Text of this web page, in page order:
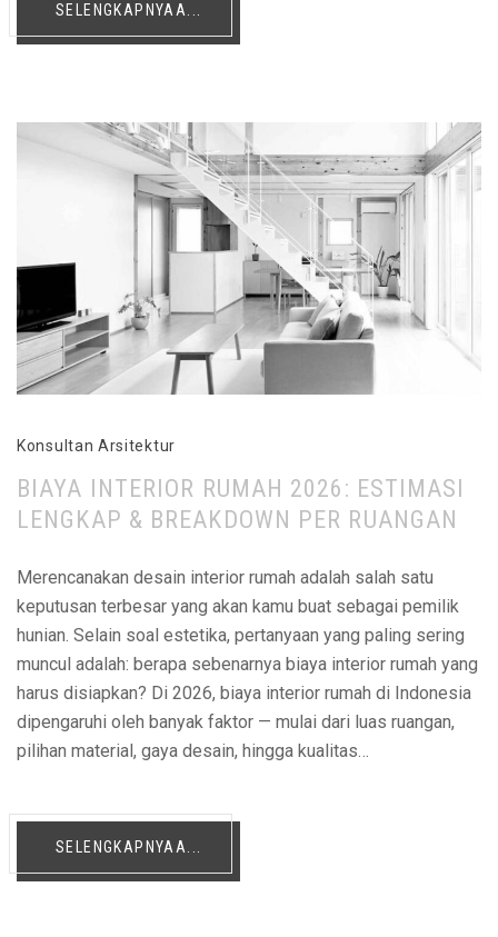
SELENGKAPNYAA...
Konsultan Arsitektur
BIAYA INTERIOR RUMAH 2026: ESTIMASI
LENGKAP & BREAKDOWN PER RUANGAN
Merencanakan desain interior rumah adalah salah satu
keputusan terbesar yang akan kamu buat sebagai pemilik
hunian. Selain soal estetika, pertanyaan yang paling sering
muncul adalah: berapa sebenarnya biaya interior rumah yang
harus disiapkan? Di 2026, biaya interior rumah di Indonesia
dipengaruhi oleh banyak faktor — mulai dari luas ruangan,
pilihan material, gaya desain, hingga kualitas…
SELENGKAPNYAA...